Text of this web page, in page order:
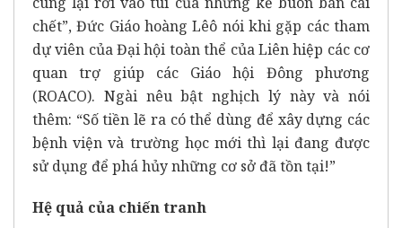
chết”, Đức Giáo hoàng Lêô nói khi gặp các tham
dự viên của Đại hội toàn thể củaLiên hiệp các cơ
quan trợ giúp các Giáo hội Đông phương
(ROACO). Ngài nêu bật nghịch lý này và nói
thêm: “Số tiền lẽ ra có thể dùng để xây dựng các
bệnh viện và trường học mới thì lại đang được
sử dụng để phá hủy những cơ sở đã tồn tại!”
Hệ quả của chiến tranh